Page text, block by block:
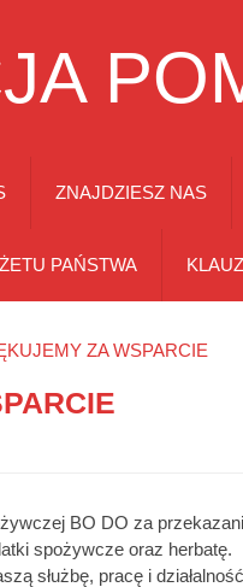
ZNAJDZIESZ NAS
PAŃSTWA
ZA WSPARCIE
BO DO za
spożywcze oraz herbatę.
służbę, pracę i